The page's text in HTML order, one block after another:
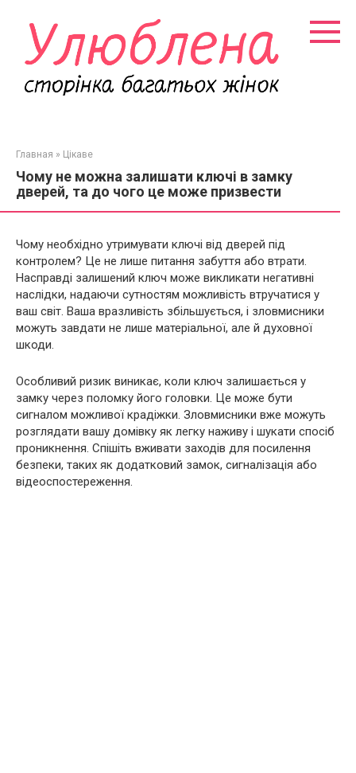
контенту
Главная » Цікаве
Чому не можна залишати ключі в замку
дверей, та до чого це може призвести
Чому необхідно утримувати ключі від дверей під
контролем? Це не лише питання забуття або втрати.
Насправді залишений ключ може викликати негативні
наслідки, надаючи сутностям можливість втручатися у
ваш світ. Ваша вразливість збільшується, і зловмисники
можуть завдати не лише матеріальної, але й духовної
шкоди.
Особливий ризик виникає, коли ключ залишається у
замку через поломку його головки. Це може бути
сигналом можливої крадіжки. Зловмисники вже можуть
розглядати вашу домівку як легку наживу і шукати спосіб
проникнення. Спішіть вживати заходів для посилення
безпеки, таких як додатковий замок, сигналізація або
відеоспостереження.